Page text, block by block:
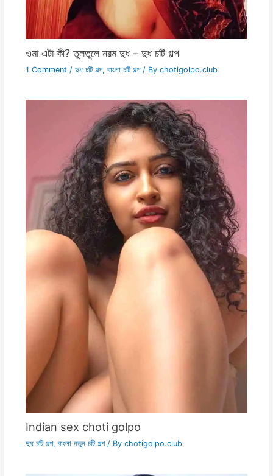
ওমা এটা কী? তুলতুলে নরম দুধ – দুধ চটি গল্প
1 Comment / দুধ চটি গল্প, বাংলা চটি গল্প/ By chotigolpo.club
Indian sex choti golpo
দুধ চটি গল্প, বাংলা নতুন চটি গল্প/ By chotigolpo.club